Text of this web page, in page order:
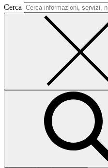
Cerca